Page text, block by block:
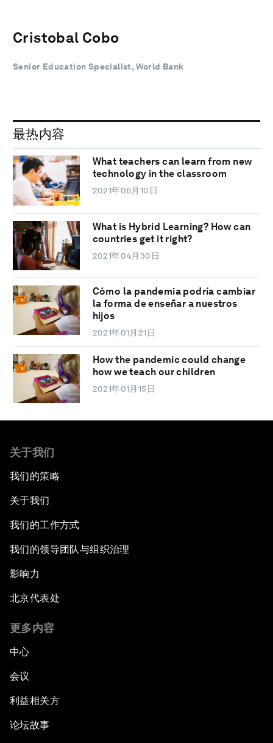
Cristobal Cobo
Senior Education Specialist, World Bank
最热内容
What teachers can learn from new
technology in the classroom
2021年06月10日
What is Hybrid Learning? How can
countries get it right?
2021年04月30日
Cómo la pandemia podría cambiar
la forma de enseñar a nuestros
hijos
2021年01月21日
How the pandemic could change
how we teach our children
2021年01月15日
关于我们
我们的策略
关于我们
我们的工作方式
我们的领导团队与组织治理
影响力
北京代表处
更多内容
中心
会议
利益相关方
论坛故事